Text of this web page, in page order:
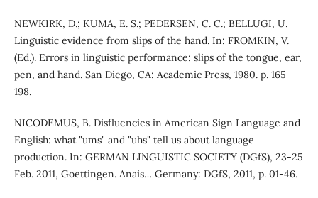
NEWKIRK, D.; KUMA, E. S.; PEDERSEN, C. C.; BELLUGI, U.
Linguistic evidence from slips of the hand. In: FROMKIN, V.
(Ed.). Errors in linguistic performance: slips of the tongue, ear,
pen, and hand. San Diego, CA: Academic Press, 1980. p. 165-
198.
NICODEMUS, B. Disfluencies in American Sign Language and
English: what "ums" and "uhs" tell us about language
production. In: GERMAN LINGUISTIC SOCIETY (DGfS), 23-25
Feb. 2011, Goettingen. Anais… Germany: DGfS, 2011, p. 01-46.